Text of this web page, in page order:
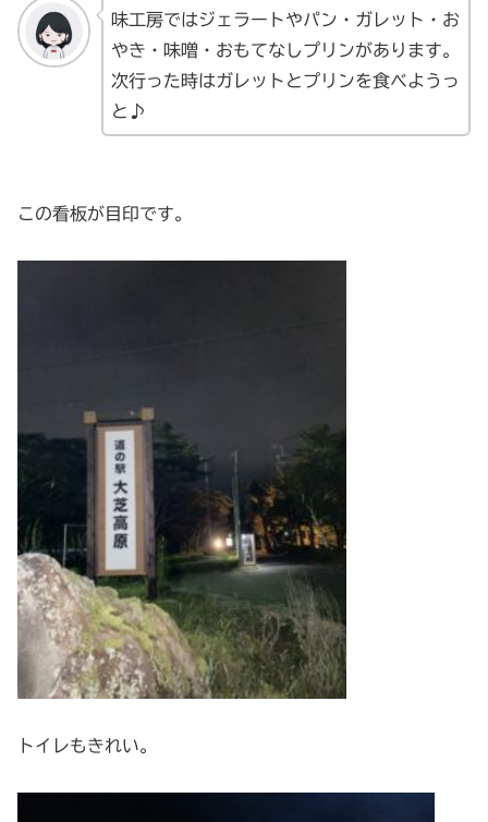
味工房ではジェラートやパン・ガレット・お
やき・味噌・おもてなしプリンがあります。
次行った時はガレットとプリンを食べようっ
と♪
この看板が目印です。
トイレもきれい。